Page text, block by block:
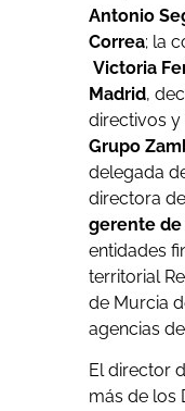
Antonio
Correa; la
Victoria
Madrid,
directivos y
Grupo
delegada
directora
gerente de
entidades
territorial
de Murcia
agencias
El director
más de los